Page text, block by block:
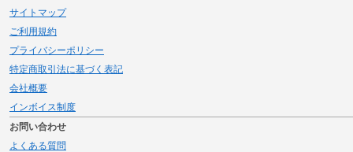
サイトマップ
ご利用規約
プライバシーポリシー
特定商取引法に基づく表記
会社概要
インボイス制度
お問い合わせ
よくある質問